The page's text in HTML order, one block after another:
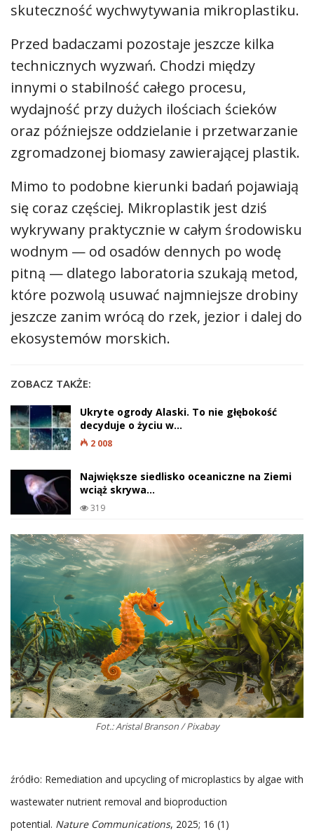
skuteczność wychwytywania mikroplastiku.
Przed badaczami pozostaje jeszcze kilka
technicznych wyzwań. Chodzi między
innymi o stabilność całego procesu,
wydajność przy dużych ilościach ścieków
oraz późniejsze oddzielanie i przetwarzanie
zgromadzonej biomasy zawierającej plastik.
Mimo to podobne kierunki badań pojawiają
się coraz częściej. Mikroplastik jest dziś
wykrywany praktycznie w całym środowisku
wodnym — od osadów dennych po wodę
pitną — dlatego laboratoria szukają metod,
które pozwolą usuwać najmniejsze drobiny
jeszcze zanim wrócą do rzek, jezior i dalej do
ekosystemów morskich.
ZOBACZ TAKŻE:
Ukryte ogrody Alaski. To nie głębokość
decyduje o życiu w…
2 008
Największe siedlisko oceaniczne na Ziemi
wciąż skrywa…
319
Fot.: Aristal Branson / Pixabay
źródło: Remediation and upcycling of microplastics by algae with
wastewater nutrient removal and bioproduction
potential. Nature Communications, 2025; 16 (1)